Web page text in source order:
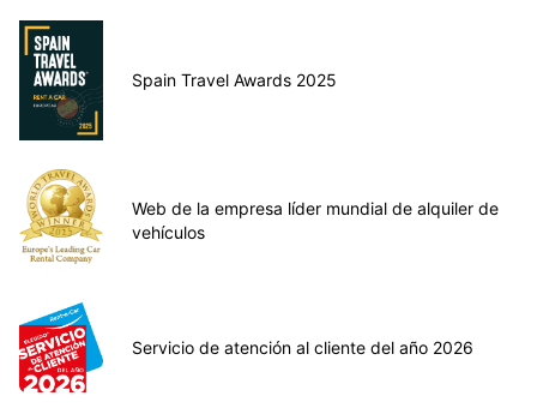
Spain Travel Awards 2025
Web de la empresa líder mundial de alquiler de
vehículos
Servicio de atención al cliente del año 2026